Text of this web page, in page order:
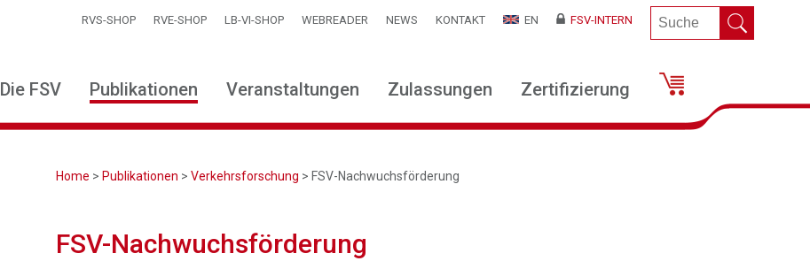
RVS-SHOP RVE-SHOP LB-VI-SHOP WEBREADER NEWS KONTAKT EN FSV-INTERN
Die FSV Publikationen Veranstaltungen Zulassungen Zertifizierung
Home > Publikationen >Verkehrsforschung > FSV-Nachwuchsförderung
FSV-Nachwuchsförderung